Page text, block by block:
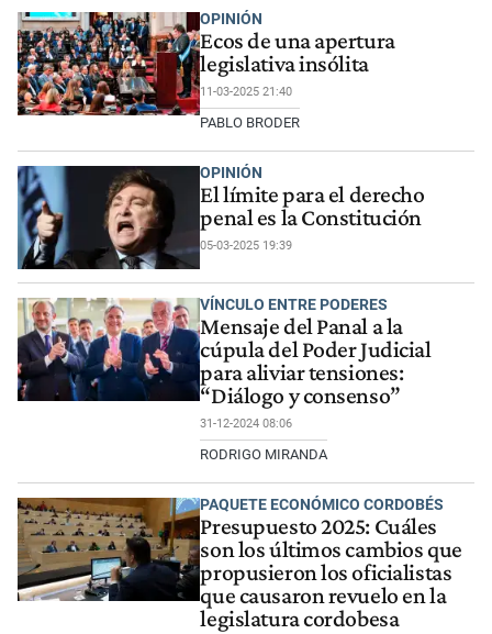
OPINIÓN
Ecos de una apertura
legislativa insólita
11-03-2025 21:40
PABLO BRODER
OPINIÓN
El límite para el derecho
penal es la Constitución
05-03-2025 19:39
VÍNCULO ENTRE PODERES
Mensaje del Panal a la
cúpula del Poder Judicial
para aliviar tensiones:
“Diálogo y consenso”
31-12-2024 08:06
RODRIGO MIRANDA
PAQUETE ECONÓMICO CORDOBÉS
Presupuesto 2025: Cuáles
son los últimos cambios que
propusieron los oficialistas
que causaron revuelo en la
legislatura cordobesa